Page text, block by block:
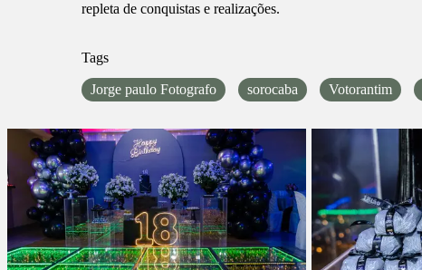
repleta de conquistas e realizações.
Tags
Jorge paulo Fotografo sorocaba Votorantim